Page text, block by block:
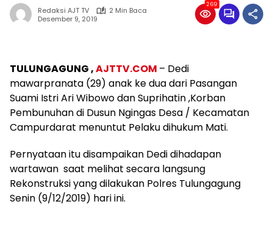
Redaksi AJT TV
2 Min Baca
Desember 9, 2019
269
TULUNGAGUNG ,AJTTV.COM – Dedi
mawarpranata (29) anak ke dua dari Pasangan
Suami Istri Ari Wibowo dan Suprihatin ,Korban
Pembunuhan di Dusun Ngingas Desa / Kecamatan
Campurdarat menuntut Pelaku dihukum Mati.
Pernyataan itu disampaikan Dedi dihadapan
wartawan saat melihat secara langsung
Rekonstruksi yang dilakukan Polres Tulungagung
Senin (9/12/2019) hari ini.